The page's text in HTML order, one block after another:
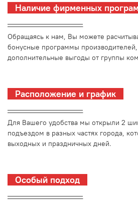
Наличие фирменных
_________________________
Обращаясь к нам, Вы можете
бонусные программы производителей,
дополнительные выгоды от группы
Расположение и график
_________________________
Для Вашего удобства мы открыли 2
подъездом в разных частях города,
выходных и праздничных дней.
Особый подход
_________________________